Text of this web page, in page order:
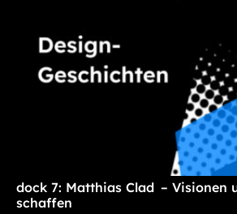
dock 7: Matthias Clad – Visionen
schaffen